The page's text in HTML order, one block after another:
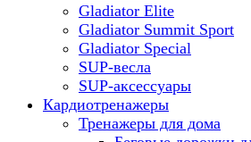
Gladiator Elite
Gladiator Summit Sport
Gladiator Special
SUP-весла
SUP-аксессуары
Кардиотренажеры
Тренажеры для дома